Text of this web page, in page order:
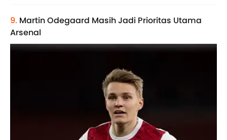
9. Martin Odegaard Masih Jadi Prioritas Utama
Arsenal